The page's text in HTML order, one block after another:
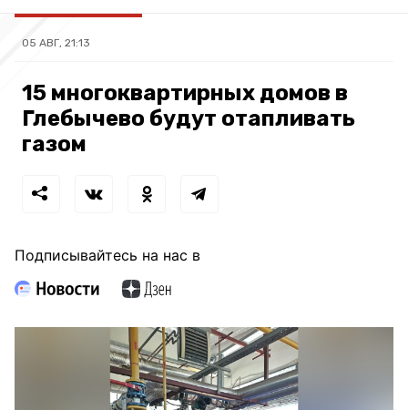
05 АВГ, 21:13
15 многоквартирных домов в
Глебычево будут отапливать
газом
Подписывайтесь на нас в